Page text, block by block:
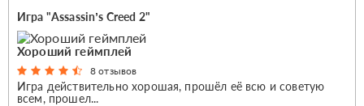
Игра "Assassin’s Creed 2"
Хороший геймплей
8 отзывов
Игра действительно хорошая, прошёл её всю и советую
всем, прошел...